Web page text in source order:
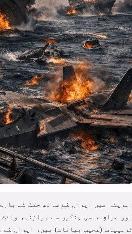
امریکہ میں ایران کے ساتھ جنگ کے
ٹرمپیات (عجیب بیانات) میں، ایران